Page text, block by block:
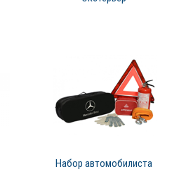
Набор автомобилиста